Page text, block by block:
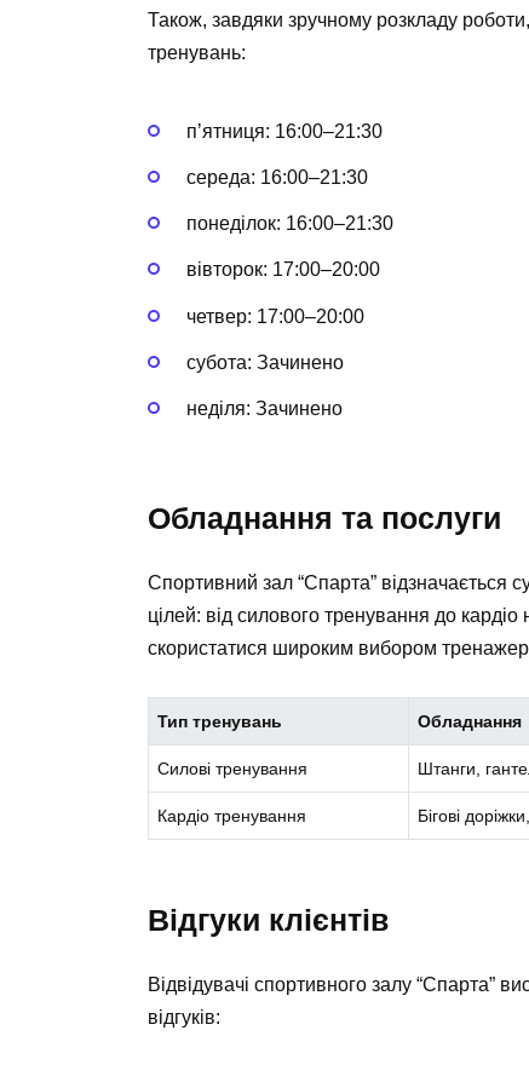
Також, завдяки зручному розкладу
тренувань:
пʼятниця: 16:00–21:30
середа: 16:00–21:30
понеділок: 16:00–21:30
вівторок: 17:00–20:00
четвер: 17:00–20:00
субота: Зачинено
неділя: Зачинено
Обладнання та послуги
Спортивний зал “Спарта” відзначається
цілей: від силового тренування до
скористатися широким вибором
Тип тренувань Обладнання
Силові тренування Штанги,
Кардіо тренування Бігові
Відгуки клієнтів
Відвідувачі спортивного залу “Спарта”
відгуків: